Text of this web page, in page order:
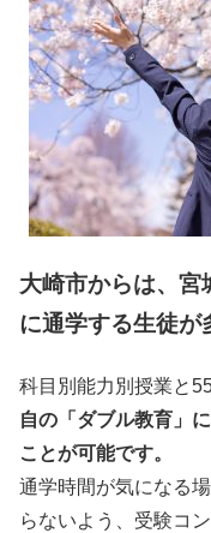
大崎市からは、宮
に通学する生徒が
科目別能力別授業と
自の「ダブル教育」
ことが可能です。
通学時間が気になる
らないよう、受験コ